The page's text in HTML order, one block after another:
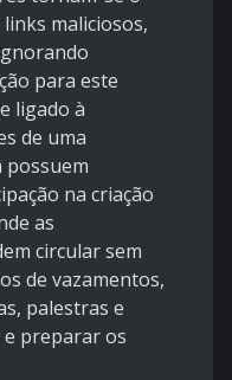
maliciosos,
para este
ligado à
de uma
possuem
na criação
as
circular sem
de vazamentos,
palestras e
preparar os